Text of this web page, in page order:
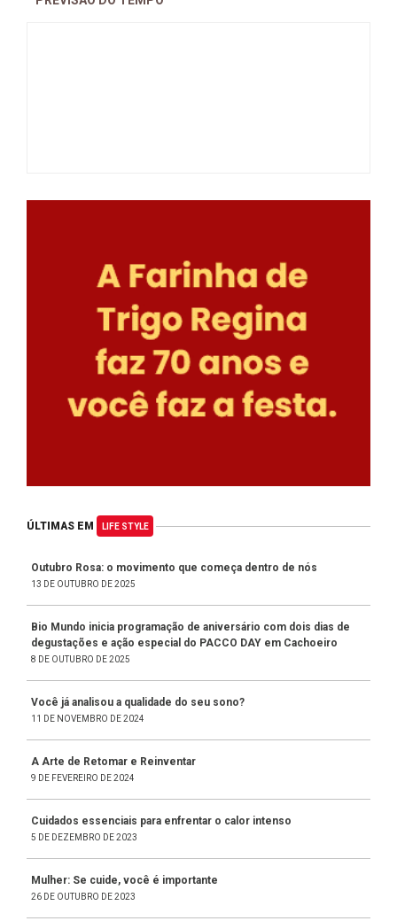
ÚLTIMAS EM LIFE STYLE
Outubro Rosa: o movimento que começa dentro de nós
13 DE OUTUBRO DE 2025
Bio Mundo inicia programação de aniversário com dois dias de
degustações e ação especial do PACCO DAY em Cachoeiro
8 DE OUTUBRO DE 2025
Você já analisou a qualidade do seu sono?
11 DE NOVEMBRO DE 2024
A Arte de Retomar e Reinventar
9 DE FEVEREIRO DE 2024
Cuidados essenciais para enfrentar o calor intenso
5 DE DEZEMBRO DE 2023
Mulher: Se cuide, você é importante
26 DE OUTUBRO DE 2023